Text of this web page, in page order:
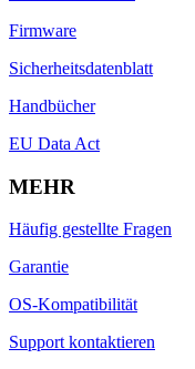
Firmware
Sicherheitsdatenblatt
Handbücher
EU Data Act
MEHR
Häufig gestellte Fragen
Garantie
OS-Kompatibilität
Support kontaktieren